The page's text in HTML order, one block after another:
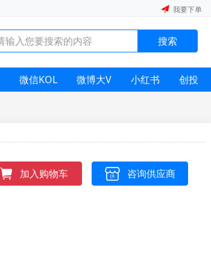
我要下单
搜索
微信KOL 微博大V 小红书 创投
加入购物车 咨询供应商